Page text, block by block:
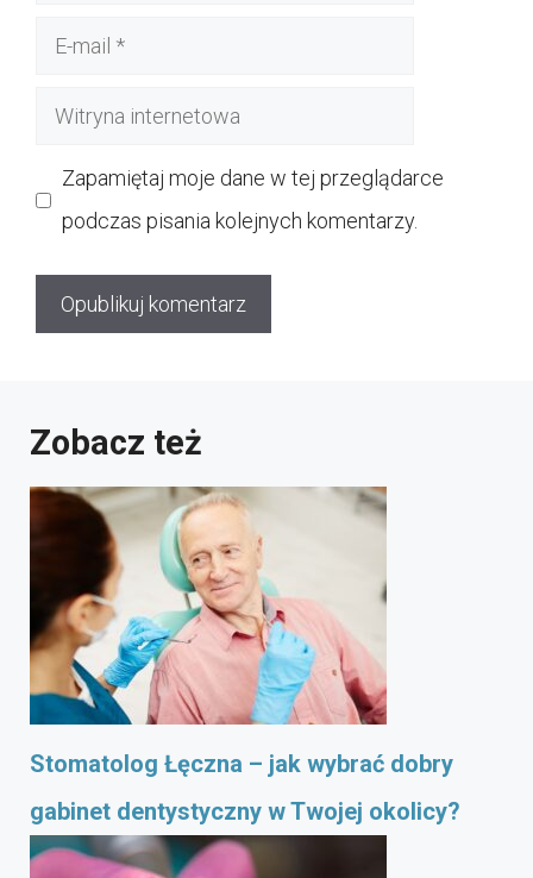
Witryna
Zapamiętaj moje dane w tej przeglądarce
podczas pisania kolejnych komentarzy.
Zobacz też
Stomatolog Łęczna – jak wybrać dobry
gabinet dentystyczny w Twojej okolicy?